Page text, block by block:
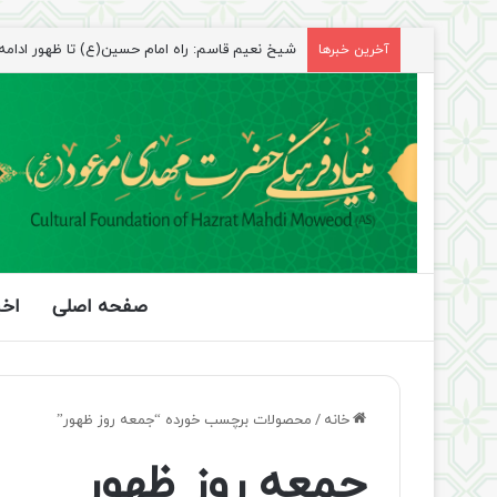
آخرین خبرها شیخ نعیم قاسم: راه امام حسین(ع) تا ظهور ادامه
صفحه اصلی
خانه / محصولات برچسب خورده “جمعه روز ظهور”